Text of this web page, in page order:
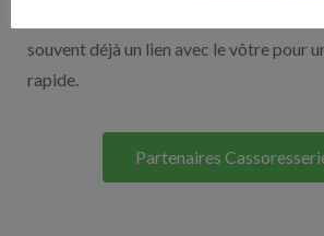
souvent déjà un lien avec le vôtre pour
rapide.
Partenaires